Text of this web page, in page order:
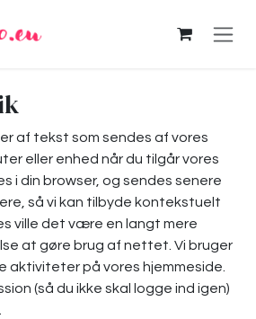
af tekst som sendes af vores
eller enhed når du tilgår vores
i din browser, og sendes senere
så vi kan tilbyde kontekstuelt
ville det være en langt mere
at gøre brug af nettet. Vi bruger
aktiviteter på vores hjemmeside.
(så du ikke skal logge ind igen)